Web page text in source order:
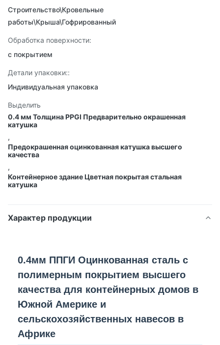
Строительство\Кровельные
работы\Крыша\Гофрированный
Обработка поверхности:
с покрытием
Детали упаковки::
Индивидуальная упаковка
Выделить
0.4 мм Толщина PPGI Предварительно окрашенная
катушка
,
Предокрашенная оцинкованная катушка высшего
качества
,
Контейнерное здание Цветная покрытая стальная
катушка
Характер продукции
0.4мм ППГИ Оцинкованная сталь с
полимерным покрытием высшего
качества для контейнерных домов в
Южной Америке и
сельскохозяйственных навесов в
Африке